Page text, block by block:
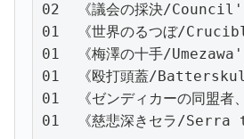
02  《議会の採決/
01  《世界のるつぼ/
01  《梅澤の十手/
01  《殴打頭蓋/
01  《ゼンディカーの同
01  《慈悲深きセラ/Serra